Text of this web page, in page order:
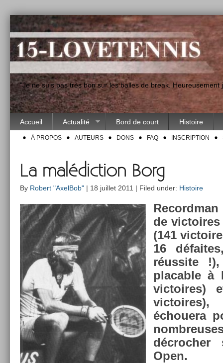
"Je ne suis pas très bon sur les balles de break.
Accueil Actualité Bord de court Histoire
À PROPOS AUTEURS DONS FAQ INSCRIPTION
La malédiction Borg
By Robert "AxelBob" | 18 juillet 2011 | Filed under: Histoire
de vic­toires
(141
16
réus­site
plac­able à
vic­toires)
échouera
décroch­er
Open.